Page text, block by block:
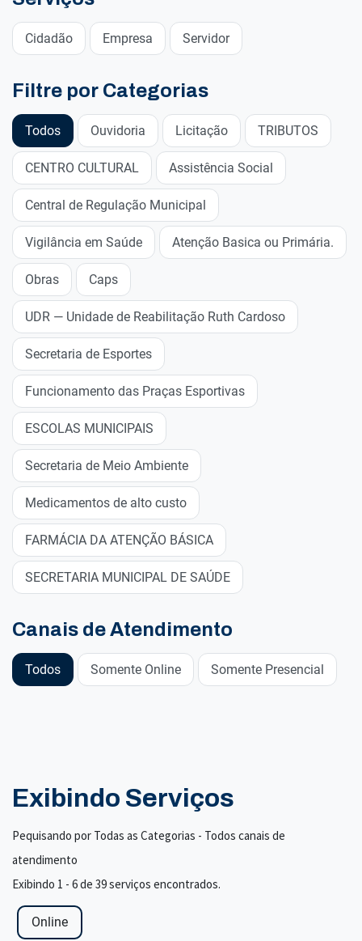
Cidadão Empresa Servidor
Filtre por Categorias
Todos Ouvidoria Licitação TRIBUTOS
CENTRO CULTURAL Assistência Social
Central de Regulação Municipal
Vigilância em Saúde Atenção Basica ou Primária.
Obras Caps
UDR — Unidade de Reabilitação Ruth Cardoso
Secretaria de Esportes
Funcionamento das Praças Esportivas
ESCOLAS MUNICIPAIS
Secretaria de Meio Ambiente
Medicamentos de alto custo
FARMÁCIA DA ATENÇÃO BÁSICA
SECRETARIA MUNICIPAL DE SAÚDE
Canais de Atendimento
Todos Somente Online Somente Presencial
Exibindo Serviços
Pequisando por Todas as Categorias - Todos canais de
atendimento
Exibindo 1 - 6 de 39 serviços encontrados.
Online